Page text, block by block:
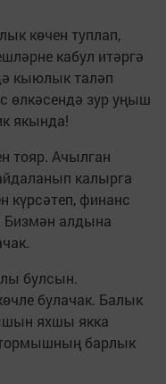
көчен туплап,
кабул итәргә
кыюлык таләп
өлкәсендә зур уңыш
якында!
тояр. Ачылган
калырга
күрсәтеп, финанс
алдына
булсын.
булачак. Балык
яхшы якка
тормышның барлык